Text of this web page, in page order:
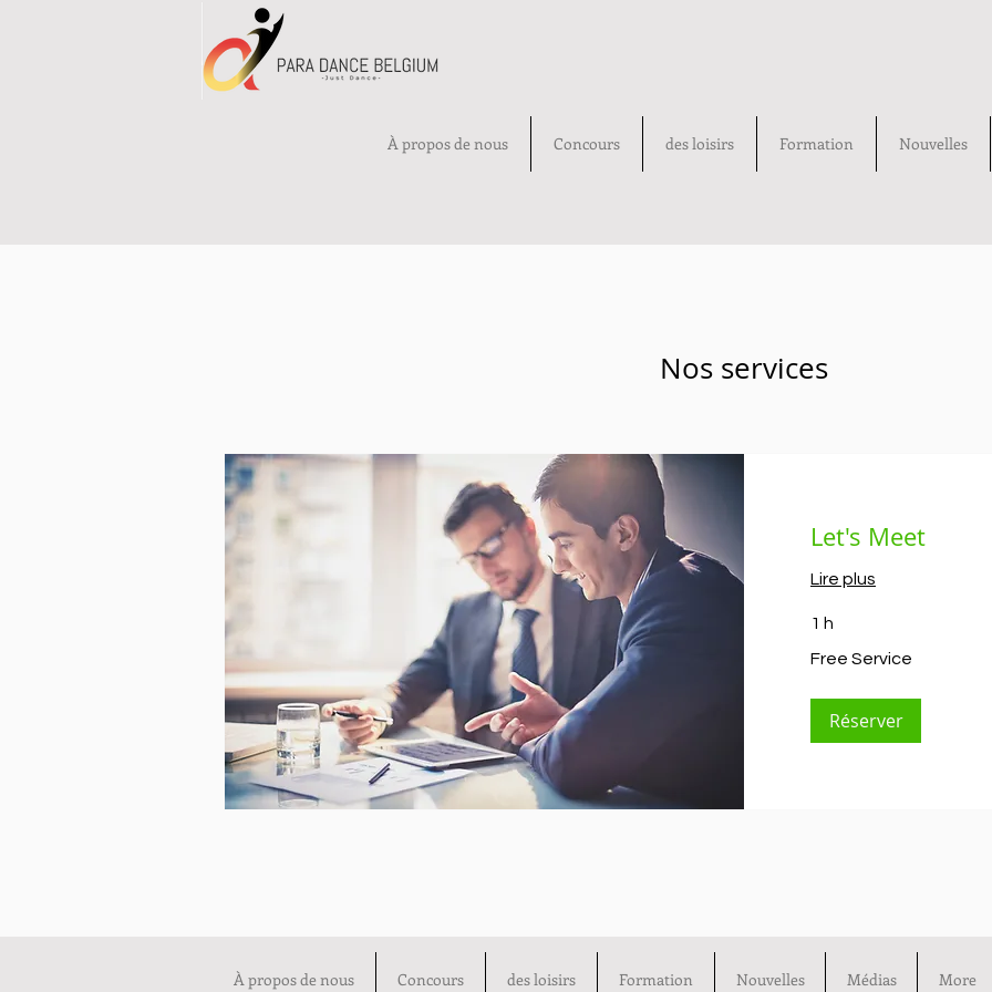
À propos de nous Concours des loisirs Formation Nouvelles
Nos services
Let's Meet
Lire plus
1 h
Service
Free Service
Réserver
À propos de nous Concours des loisirs Formation Nouvelles Médias More